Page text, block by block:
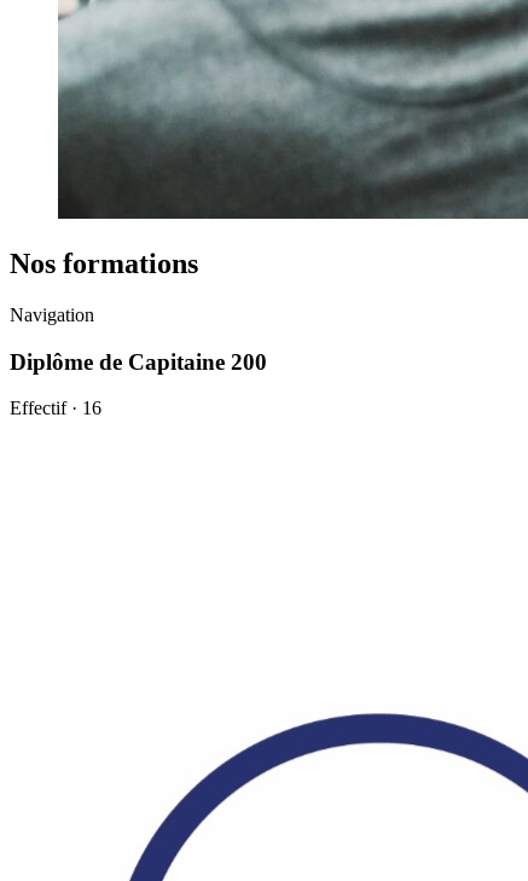
Nos formations
Navigation
Diplôme de Capitaine 200
Effectif · 16